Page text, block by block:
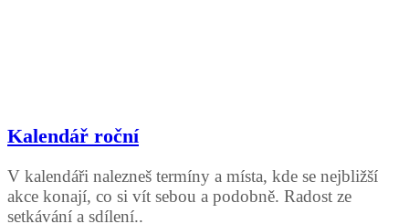
Kalendář roční
V kalendáři nalezneš termíny a místa, kde se nejbližší
akce konají, co si vít sebou a podobně. Radost ze
setkávání a sdílení..